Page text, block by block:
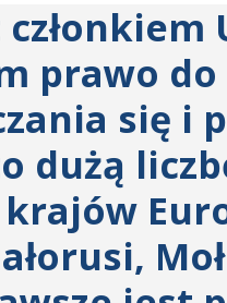
prawo
się i
dużą